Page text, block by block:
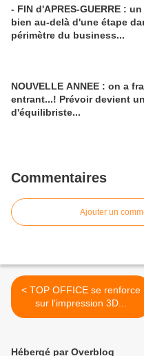
- FIN d'APRES-GUERRE :
bien au-delà d'une étape
périmètre du business...
NOUVELLE ANNEE : on a
entrant...! Prévoir devient
d'équilibriste...
Commentaires
Ajouter un
< TOP OFFICE se renforce
sur l'impression 3D...
Hébergé par Overblog